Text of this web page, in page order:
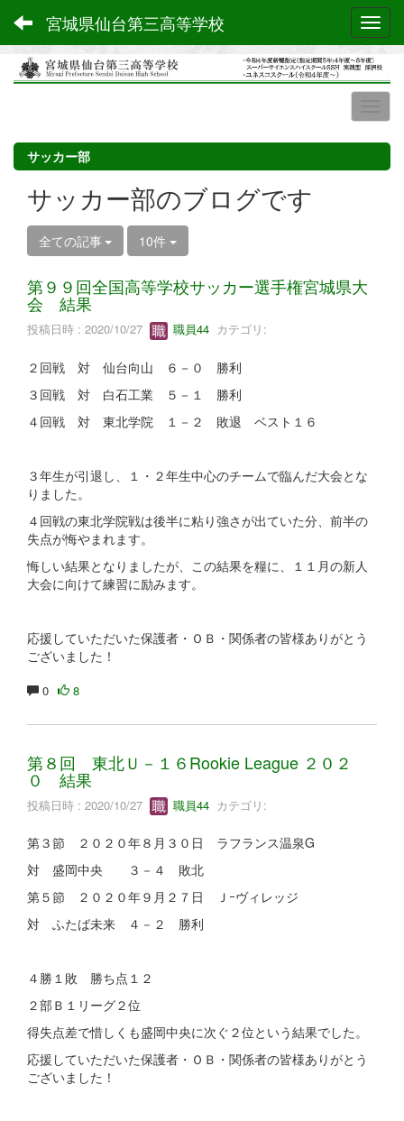
宮城県仙台第三高等学校
サッカー部
サッカー部のブログです
全ての記事 10件
第９９回全国高等学校サッカー選手権宮城県大
会 結果
投稿日時 : 2020/10/27 職員44 カテゴリ:
２回戦 対 仙台向山 ６－０ 勝利
３回戦 対 白石工業 ５－１ 勝利
４回戦 対 東北学院 １－２ 敗退 ベスト１６
３年生が引退し、１・２年生中心のチームで臨んだ大会とな
りました。
４回戦の東北学院戦は後半に粘り強さが出ていた分、前半の
失点が悔やまれます。
悔しい結果となりましたが、この結果を糧に、１１月の新人
大会に向けて練習に励みます。
応援していただいた保護者・ＯＢ・関係者の皆様ありがとう
ございました！
0 8
第８回 東北Ｕ－１６Rookie League ２０２
０ 結果
投稿日時 : 2020/10/27 職員44 カテゴリ:
第３節 ２０２０年８月３０日 ラフランス温泉G
対 盛岡中央 ３－４ 敗北
第５節 ２０２０年９月２７日 Ｊｰヴィレッジ
対 ふたば未来 ４－２ 勝利
４勝１敗 勝ち点１２
２部Ｂ１リーグ２位
得失点差で惜しくも盛岡中央に次ぐ２位という結果でした。
応援していただいた保護者・ＯＢ・関係者の皆様ありがとう
ございました！